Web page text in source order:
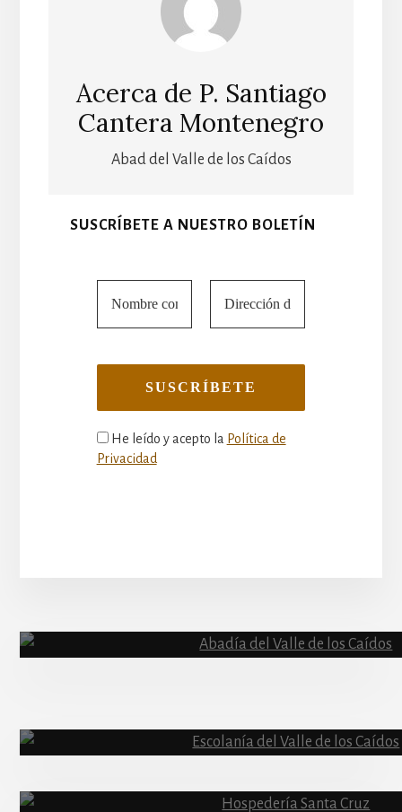
Acerca de P. Santiago
Cantera Montenegro
Abad del Valle de los Caídos
SUSCRÍBETE A NUESTRO BOLETÍN
He leído y acepto la Política de
Privacidad
Content